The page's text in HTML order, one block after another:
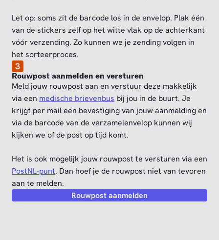
Let op: soms zit de barcode los in de envelop. Plak één
van de stickers zelf op het witte vlak op de achterkant
vóór verzending. Zo kunnen we je zending volgen in
het sorteerproces.
3
Rouwpost aanmelden en versturen
Meld jouw rouwpost aan en verstuur deze makkelijk
via een medische brievenbus bij jou in de buurt. Je
krijgt per mail een bevestiging van jouw aanmelding en
via de barcode van de verzamelenvelop kunnen wij
kijken we of de post op tijd komt.
Het is ook mogelijk jouw rouwpost te versturen via een
PostNL-punt. Dan hoef je de rouwpost niet van tevoren
aan te melden.
Rouwpost aanmelden